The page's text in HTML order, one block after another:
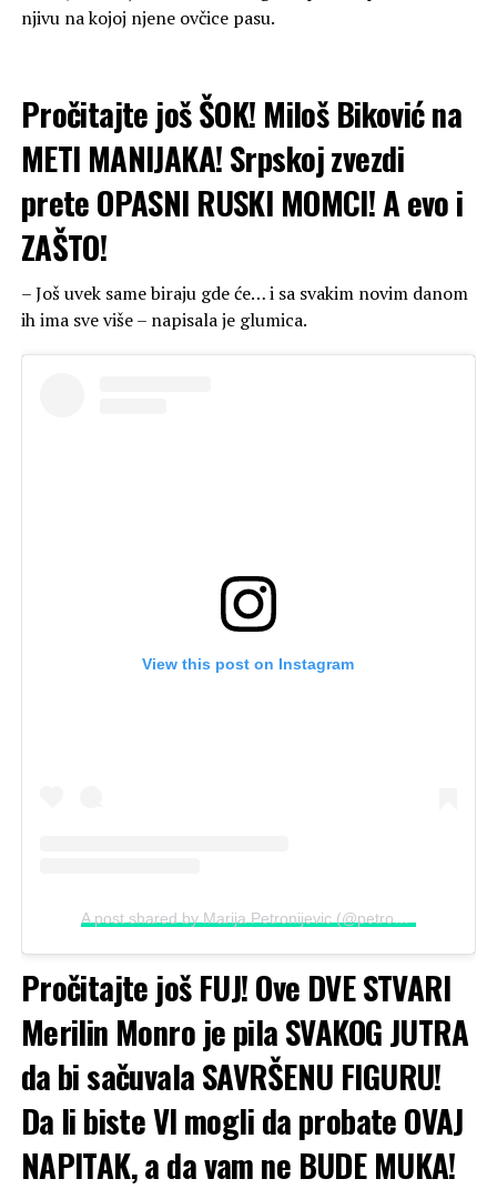
njivu na kojoj njene ovčice pasu.
Pročitajte jošŠOK! Miloš Biković na
METI MANIJAKA! Srpskoj zvezdi
prete OPASNI RUSKI MOMCI! A evo i
ZAŠTO!
– Još uvek same biraju gde će… i sa svakim novim danom
ih ima sve više – napisala je glumica.
View this post on Instagram
Pročitajte jošFUJ! Ove DVE STVARI
Merilin Monro je pila SVAKOG JUTRA
da bi sačuvala SAVRŠENU FIGURU!
Da li biste VI mogli da probate OVAJ
NAPITAK, a da vam ne BUDE MUKA!